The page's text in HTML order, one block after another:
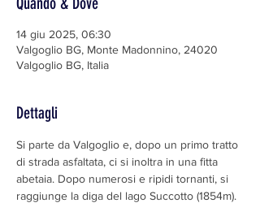
14 giu 2025, 06:30
Valgoglio BG, Monte Madonnino, 24020
Valgoglio BG, Italia
Dettagli
Si parte da Valgoglio e, dopo un primo tratto
di strada asfaltata, ci si inoltra in una fitta
abetaia. Dopo numerosi e ripidi tornanti, si
raggiunge la diga del lago Succotto (1854m).